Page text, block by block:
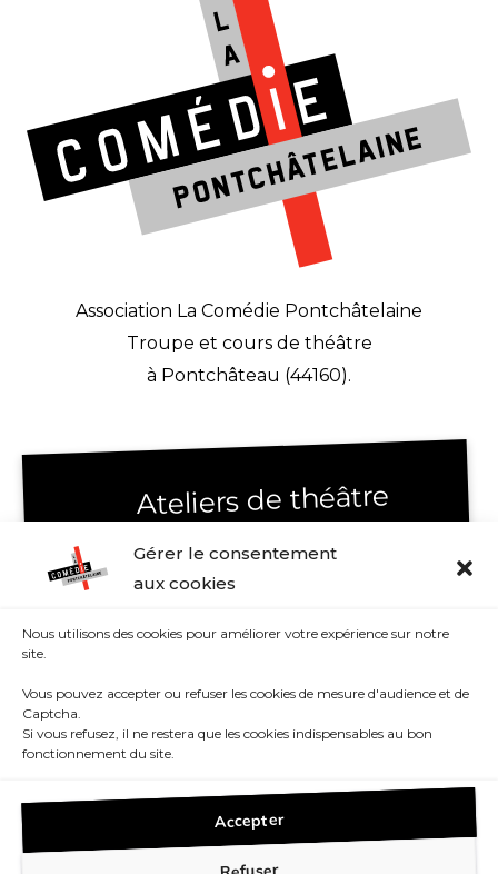
Gérer le consentement
aux cookies
Nous utilisons des cookies pour améliorer votre expérience sur notre
site.
Vous pouvez accepter ou refuser les cookies de mesure d'audience et de
Captcha.
Si vous refusez, il ne restera que les cookies indispensables au bon
fonctionnement du site.
Accepter
Association La Comédie Pontchâtelaine
Troupe et cours de théâtre
à Pontchâteau (44160).
Ateliers de théâtre
Ateliers de théâtre enfants & jeunes
Ateliers de théâtre adultes
Histoire de la Comédie
Suivez-nous sur les réseaux